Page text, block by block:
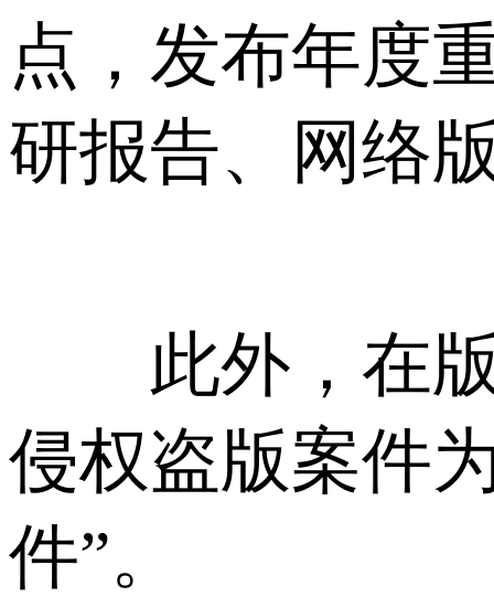
点，发布年度
研报告、网络
此外，在版
侵权盗版案件
件”。